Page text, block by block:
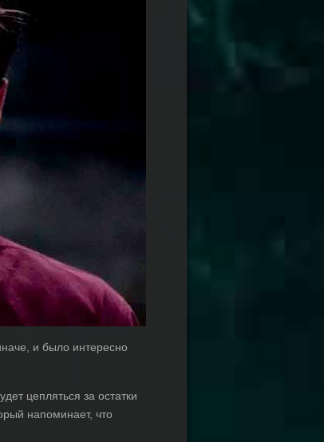
и было интересно
цепляться за остатки
напоминает, что